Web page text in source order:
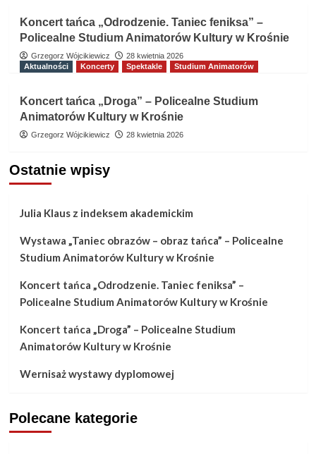
Koncert tańca „Odrodzenie. Taniec feniksa” –
Policealne Studium Animatorów Kultury w Krośnie
Grzegorz Wójcikiewicz
28 kwietnia 2026
Aktualności
Koncerty Spektakle Studium Animatorów
Koncert tańca „Droga” – Policealne Studium
Animatorów Kultury w Krośnie
Grzegorz Wójcikiewicz 28 kwietnia 2026
Ostatnie wpisy
Julia Klaus z indeksem akademickim
Wystawa „Taniec obrazów – obraz tańca” – Policealne
Studium Animatorów Kultury w Krośnie
Koncert tańca „Odrodzenie. Taniec feniksa” –
Policealne Studium Animatorów Kultury w Krośnie
Koncert tańca „Droga” – Policealne Studium
Animatorów Kultury w Krośnie
Wernisaż wystawy dyplomowej
Polecane kategorie